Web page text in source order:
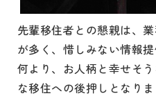
先輩移住者との懇親は、
が多く、惜しみない情報
何より、お人柄と幸せそ
な移住への後押しとなりま